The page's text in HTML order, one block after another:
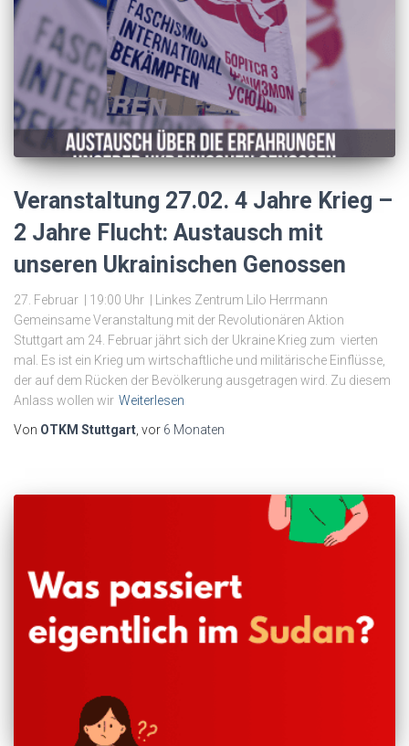
Veranstaltung 27.02. 4 Jahre Krieg –
2 Jahre Flucht: Austausch mit
unseren Ukrainischen Genossen
27. Februar | 19:00 Uhr | Linkes Zentrum Lilo Herrmann
Gemeinsame Veranstaltung mit der Revolutionären Aktion
Stuttgart am 24. Februar jährt sich der Ukraine Krieg zum vierten
mal. Es ist ein Krieg um wirtschaftliche und militärische Einflüsse,
der auf dem Rücken der Bevölkerung ausgetragen wird. Zu diesem
Anlass wollen wir Weiterlesen
Von OTKM Stuttgart , vor 6 Monaten